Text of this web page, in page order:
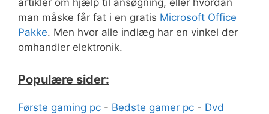
artikler om hjælp til ansøgning, eller hvordan
man måske får fat i en gratis Microsoft Office
Pakke. Men hvor alle indlæg har en vinkel der
omhandler elektronik.
Populære sider:
Første gaming pc - Bedste gamer pc - Dvd